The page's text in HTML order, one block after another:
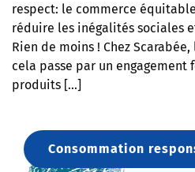
respect: le commerce
réduire les inégalités sociales
Rien de moins ! Chez
cela passe par un
produits […]
Consommation